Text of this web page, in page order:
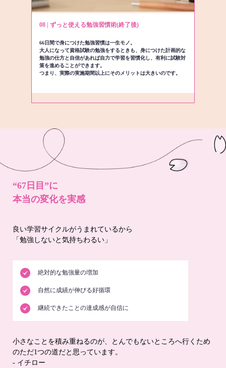
08 | ずっと使える勉強習慣術(終了後)
66日間で身につけた勉強習慣は一生モノ。
大人になって資格試験の勉強をするときも、身につけた計画的な
勉強の仕方と自信があれば自力で学習を習慣化し、有利に試験対
策を進めることができます。
つまり、実際の実施期間以上にそのメリットは大きいのです。
“67日目”に
本当の変化を実感
良い学習サイクルがうまれているから
「勉強しないと気持ちわるい」
絶対的な勉強量の増加
自然に成績が伸びる好循環
継続できたことの達成感が自信に
小さなことを積み重ねるのが、とんでもないところへ行くため
のただ1つの道だと思っています。
- イチロー